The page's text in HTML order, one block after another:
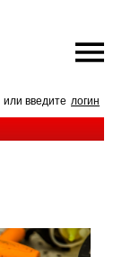
или введите логин